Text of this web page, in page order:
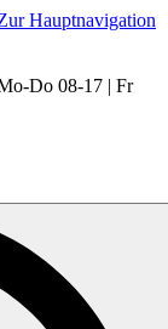
Hauptnavigation
Do 08-17 | Fr